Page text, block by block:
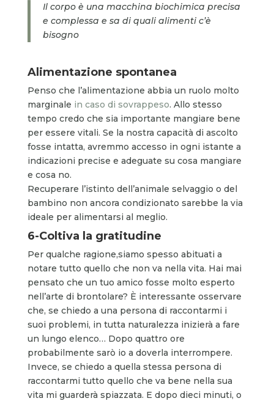
Il corpo è una macchina biochimica precisa
e complessa e sa di quali alimenti c’è
bisogno
Alimentazione spontanea
Penso che l’alimentazione abbia un ruolo molto
marginale in caso di sovrappeso. Allo stesso
tempo credo che sia importante mangiare bene
per essere vitali. Se la nostra capacità di ascolto
fosse intatta, avremmo accesso in ogni istante a
indicazioni precise e adeguate su cosa mangiare
e cosa no.
Recuperare l’istinto dell’animale selvaggio o del
bambino non ancora condizionato sarebbe la via
ideale per alimentarsi al meglio.
6-Coltiva la gratitudine
Per qualche ragione,siamo spesso abituati a
notare tutto quello che non va nella vita. Hai mai
pensato che un tuo amico fosse molto esperto
nell’arte di brontolare? È interessante osservare
che, se chiedo a una persona di raccontarmi i
suoi problemi, in tutta naturalezza inizierà a fare
un lungo elenco… Dopo quattro ore
probabilmente sarò io a doverla interrompere.
Invece, se chiedo a quella stessa persona di
raccontarmi tutto quello che va bene nella sua
vita mi guarderà spiazzata. E dopo dieci minuti, o